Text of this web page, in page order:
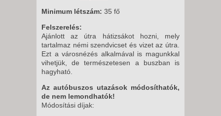
Minimum létszám: 35 fő
Felszerelés:
Ajánlott az útra hátizsákot hozni, mely
tartalmaz némi szendvicset és vizet az útra.
Ezt a városnézés alkalmával is magunkkal
vihetjük, de természetesen a buszban is
hagyható.
Az autóbuszos utazások módosíthatók,
de nem lemondhatók!
Módosítási díjak: